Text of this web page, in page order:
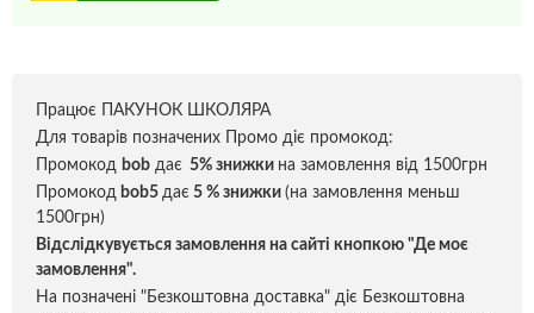
Працює ПАКУНОК ШКОЛЯРА
Для товарів позначених Промо діє промокод:
Промокод bob дає 5% знижки на замовлення від 1500грн
Промокод bob5 дає 5 % знижки (на замовлення меньш
1500грн)
Відслідкувується замовлення на сайті кнопкою "Де моє
замовлення".
На позначені "Безкоштовна доставка" діє Безкоштовна